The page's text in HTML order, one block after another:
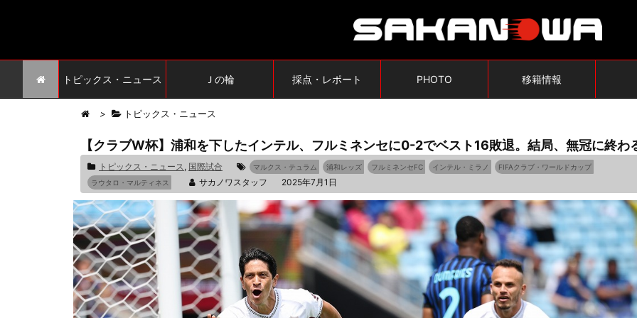
トピックス・ニュース Ｊの輪 採点・レポート PHOTO 移籍情報
> トピックス・ニュース
【クラブW杯】浦和を下したインテル、フルミネンセに0-2でベスト16敗退。結局、無冠に終わ
トピックス・ニュース, 国際試合 マルクス・テュラム 浦和レッズ フルミネンセFC インテル・ミラノ
FIFAクラブ・ワールドカップ
ラウタロ・マルティネス
サカノワスタッフ 2025年7月1日